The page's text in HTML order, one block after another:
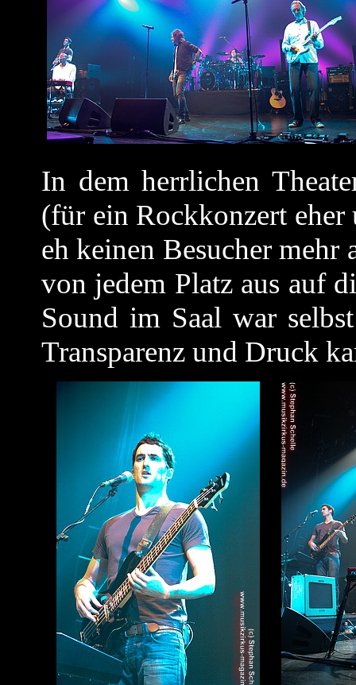
In dem herrlichen
(für ein Rockkonzert eher
eh keinen Besucher
von jedem Platz aus auf
Sound im Saal war
Transparenz und Druck